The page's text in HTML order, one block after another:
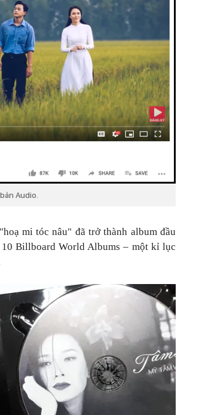
Audio.
mi tóc nâu" đã trở thành album đầu
Billboard World Albums – một kỉ lục